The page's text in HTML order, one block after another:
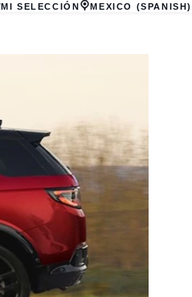
MI SELECCIÓN MEXICO (SPANISH)